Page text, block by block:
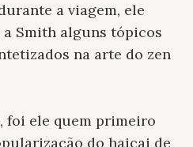
a viagem, ele
Smith alguns tópicos
na arte do zen
foi ele quem primeiro
do haicai de